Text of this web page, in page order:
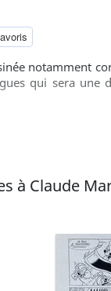
notamment
qui sera une
à Claude